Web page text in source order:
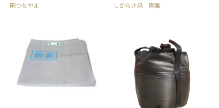
陶つちやま しがらき焼 陶里